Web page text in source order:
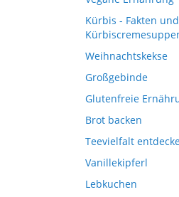
Kürbis - Fakten
Weihnachtskekse
Großgebinde
Glutenfreie
Brot backen
Teevielfalt
Vanillekipferl
Lebkuchen